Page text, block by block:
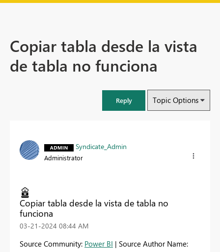
Copiar tabla desde la vista
de tabla no funciona
Reply Topic Options
Syndicate_Admin
Administrator
Copiar tabla desde la vista de tabla no
funciona
‎03-21-2024 08:44 AM
Source Community: Power BI | Source Author Name: